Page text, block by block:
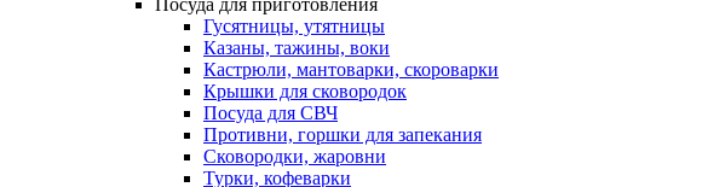
Посуда для приготовления
Гусятницы, утятницы
Казаны, тажины, воки
Кастрюли, мантоварки, скороварки
Крышки для сковородок
Посуда для СВЧ
Противни, горшки для запекания
Сковородки, жаровни
Турки, кофеварки